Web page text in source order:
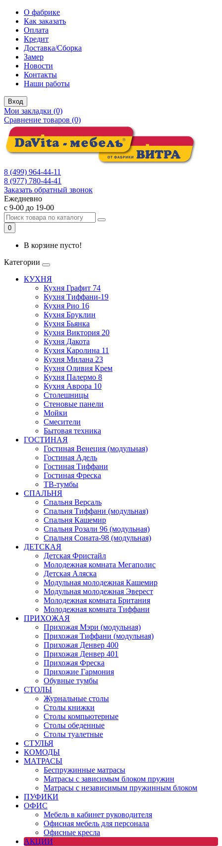
О фабрике
Как заказать
Оплата
Кредит
Доставка/Сборка
Замер
Новости
Контакты
Наши работы
Вход
Мои закладки (0)
Сравнение товаров (0)
8 (499) 964-44-11
8 (977) 780-44-41
Заказать обратный звонок
Ежедневно
с 9-00 до 19-00
0
В корзине пусто!
Категории
КУХНЯ
Кухня Графит 74
Кухня Тиффани-19
Кухня Рио 16
Кухня Бруклин
Кухня Бьянка
Кухня Виктория 20
Кухня Дакота
Кухня Каролина 11
Кухня Милана 23
Кухня Оливия Крем
Кухня Палермо 8
Кухня Аврора 10
Столешницы
Стеновые панели
Мойки
Смесители
Бытовая техника
ГОСТИНАЯ
Гостиная Венеция (модульная)
Гостиная Адель
Гостиная Тиффани
Гостиная Фреска
ТВ-тумбы
СПАЛЬНЯ
Спальня Версаль
Спальня Тиффани (модульная)
Спальня Кашемир
Спальня Розали 96 (модульная)
Спальня Соната-98 (модульная)
ДЕТСКАЯ
Детская Фристайл
Молодежная комната Мегаполис
Детская Аляска
Модульная молодежная Кашемир
Модульная молодежная Эверест
Молодежная комната Британия
Молодежная комната Тиффани
ПРИХОЖАЯ
Прихожая Мэри (модульная)
Прихожая Тиффани (модульная)
Прихожая Денвер 400
Прихожая Денвер 401
Прихожая Фреска
Прихожие Гармония
Обувные тумбы
СТОЛЫ
Журнальные столы
Столы книжки
Столы компьютерные
Столы обеденные
Столы туалетные
СТУЛЬЯ
КОМОДЫ
МАТРАСЫ
Беспружинные матрасы
Матрасы с зависимым блоком пружин
Матрасы с независимым пружинным блоком
ПУФИКИ
ОФИС
Мебель в кабинет руководителя
Офисная мебель для персонала
Офисные кресла
АКЦИИ